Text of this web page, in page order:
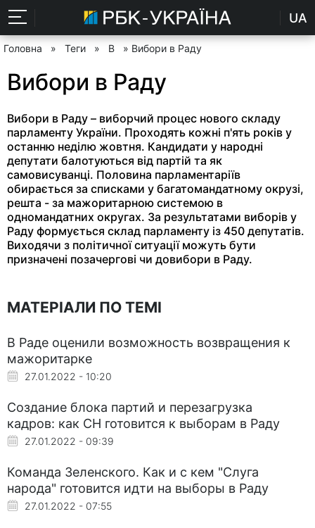
UA
Головна » Теги » В » Вибори в Раду
Вибори в Раду
Вибори в Раду – виборчий процес нового складу
парламенту України. Проходять кожні п'ять років у
останню неділю жовтня. Кандидати у народні
депутати балотуються від партій та як
самовисуванці. Половина парламентаріїв
обирається за списками у багатомандатному окрузі,
решта - за мажоритарною системою в
одномандатних округах. За результатами виборів у
Раду формується склад парламенту із 450 депутатів.
Виходячи з політичної ситуації можуть бути
призначені позачергові чи довибори в Раду.
МАТЕРІАЛИ ПО ТЕМІ
В Раде оценили возможность возвращения к
мажоритарке
27.01.2022 - 10:20
Создание блока партий и перезагрузка
кадров: как СН готовится к выборам в Раду
27.01.2022 - 09:39
Команда Зеленского. Как и с кем "Слуга
народа" готовится идти на выборы в Раду
27.01.2022 - 07:55